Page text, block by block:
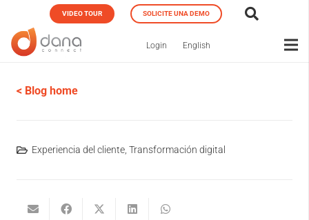
VIDEO TOUR SOLICITE UNA DEMO
Login English
< Blog home
Experiencia del cliente, Transformación digital